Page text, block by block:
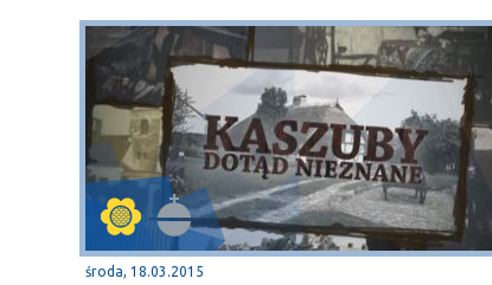
środa, 18.03.2015